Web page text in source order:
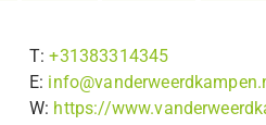
T:+31383314345
E:
W: https://